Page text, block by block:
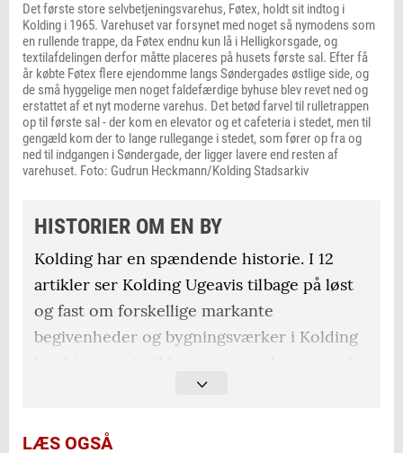
Det første store selvbetjeningsvarehus, Føtex, holdt sit indtog i
Kolding i 1965. Varehuset var forsynet med noget så nymodens som
en rullende trappe, da Føtex endnu kun lå i Helligkorsgade, og
textilafdelingen derfor måtte placeres på husets første sal. Efter få
år købte Føtex flere ejendomme langs Søndergades østlige side, og
de små hyggelige men noget faldefærdige byhuse blev revet ned og
erstattet af et nyt moderne varehus. Det betød farvel til rulletrappen
op til første sal - der kom en elevator og et cafeteria i stedet, men til
gengæld kom der to lange rullegange i stedet, som fører op fra og
ned til indgangen i Søndergade, der ligger lavere end resten af
varehuset. Foto: Gudrun Heckmann/Kolding Stadsarkiv
HISTORIER OM EN BY
Kolding har en spændende historie. I 12
artikler ser Kolding Ugeavis tilbage på løst
og fast om forskellige markante
begivenheder og bygningsværker i Kolding
i byens fysiske forvandling, og er på ingen
af byens historie fra 1890-2010, men skal
LÆS OGSÅ